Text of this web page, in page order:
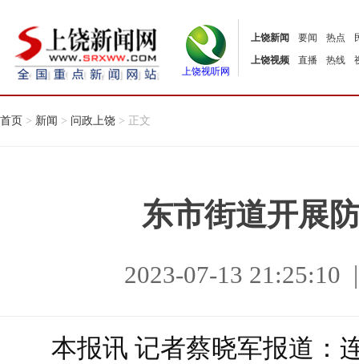
上饶视听网
上饶新闻 要闻 热点
上饶视频
直播 热线
首页 > 新闻 > 问政上饶 > 正文
东市街道开展
2023-07-13
本报讯 记者蔡晓军报道：